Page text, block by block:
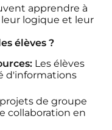
apprendre à
logique et leur
élèves ?
Les élèves
d'informations
de groupe
collaboration en